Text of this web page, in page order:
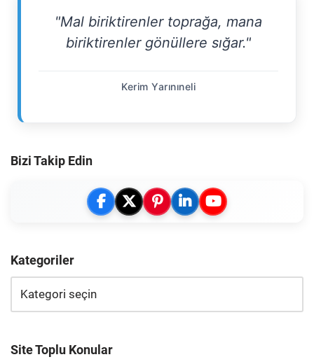
"Mal biriktirenler toprağa, mana
biriktirenler gönüllere sığar."
Kerim Yarınıneli
Bizi Takip Edin
Kategoriler
Site Toplu Konular